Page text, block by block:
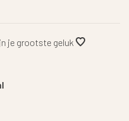
je grootste geluk